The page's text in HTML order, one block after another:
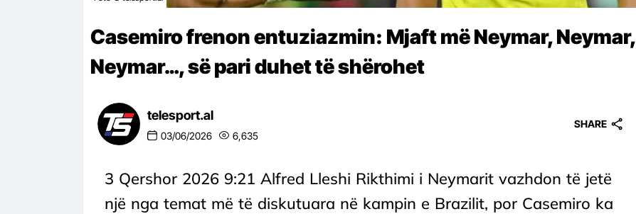
Casemiro frenon entuziazmin: Mjaft më Neymar, Neymar,
Neymar…, së pari duhet të shërohet
telesport.al
03/06/2026 6,635
SHARE
3 Qershor 2026 9:21 Alfred Lleshi Rikthimi i Neymarit vazhdon të jetë
një nga temat më të diskutuara në kampin e Brazilit, por Casemiro ka